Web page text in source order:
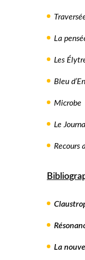
La
Les
Bleu
Microbe
Le
Recours
La